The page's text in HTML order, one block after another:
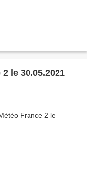
le 30.05.2021